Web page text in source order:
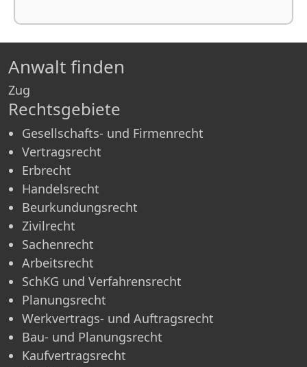
Anwalt finden
Zug
Rechtsgebiete
Gesellschafts- und Firmenrecht
Vertragsrecht
Erbrecht
Handelsrecht
Beurkundungsrecht
Zivilrecht
Sachenrecht
Arbeitsrecht
SchKG und Verfahrensrecht
Planungsrecht
Werkvertrags- und Auftragsrecht
Bau- und Planungsrecht
Kaufvertragsrecht